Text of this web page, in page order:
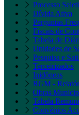
Processo
Dívida Ativa
Perguntas
Fiscais de
Tabela de
Unidades de
Pesquisa e
Terceirizados
Inidôneas
RGM -
Obras
Tabela
Convênios